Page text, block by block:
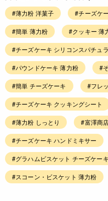
#薄力粉 洋菓子 #チーズケ
#簡単 薄力粉 #クッキー 薄
#チーズケーキ シリコンスパチュラ
#パウンドケーキ 薄力粉 #
#簡単 チーズケーキ #フレ
#チーズケーキ クッキングシート
#薄力粉 しっとり #富澤商
#チーズケーキ ハンドミキサー
#グラハムビスケット チーズケーキ
#スコーン・ビスケット 薄力粉